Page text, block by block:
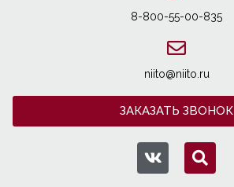
8-800-55-00-835
niito@niito.ru
ЗАКАЗАТЬ ЗВОНОК